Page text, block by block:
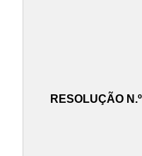
RESOLUÇÃO